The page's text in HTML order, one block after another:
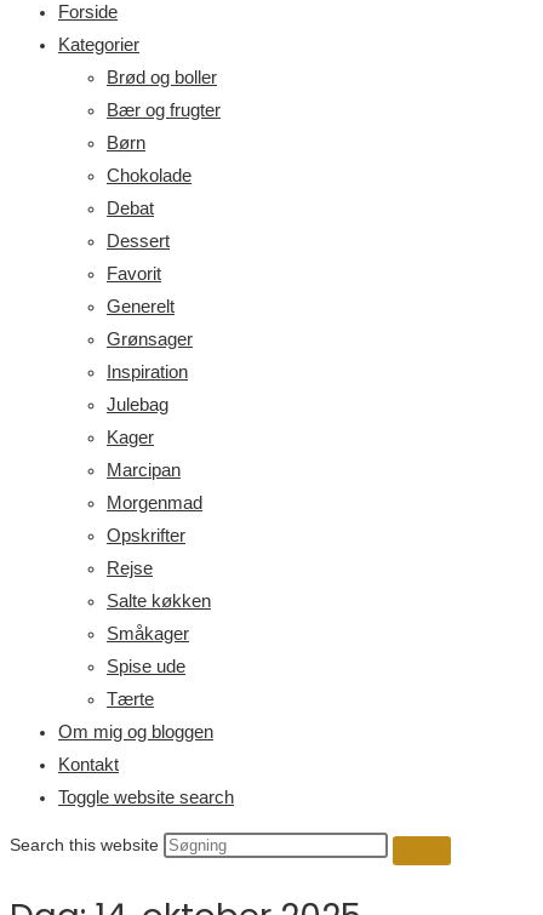
Forside
Kategorier
Brød og boller
Bær og frugter
Børn
Chokolade
Debat
Dessert
Favorit
Generelt
Grønsager
Inspiration
Julebag
Kager
Marcipan
Morgenmad
Opskrifter
Rejse
Salte køkken
Småkager
Spise ude
Tærte
Om mig og bloggen
Kontakt
Toggle website search
Search this website